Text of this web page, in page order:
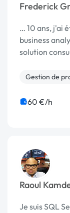
Frederick
… 10 ans, j'ai
business
solution
Gestion de
60 €/h
Raoul
Je suis SQL